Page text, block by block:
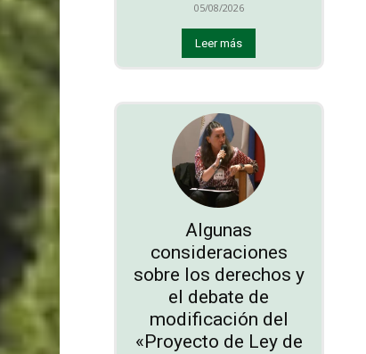
05/08/2026
Leer más
Algunas
consideraciones
sobre los derechos y
el debate de
modificación del
«Proyecto de Ley de